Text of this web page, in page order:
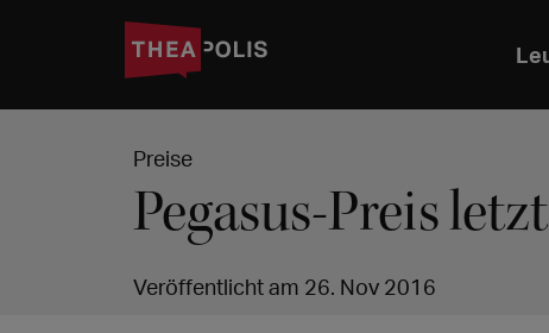
Preise
Pegasus-Preis
Veröffentlicht am 26. Nov 2016